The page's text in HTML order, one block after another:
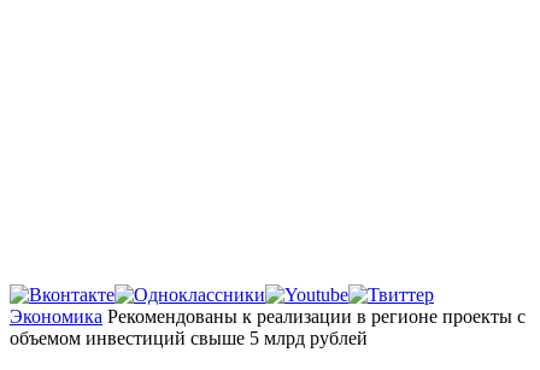
Главная
Экономика Рекомендованы к реализации в регионе проекты с
объемом инвестиций свыше 5 млрд рублей